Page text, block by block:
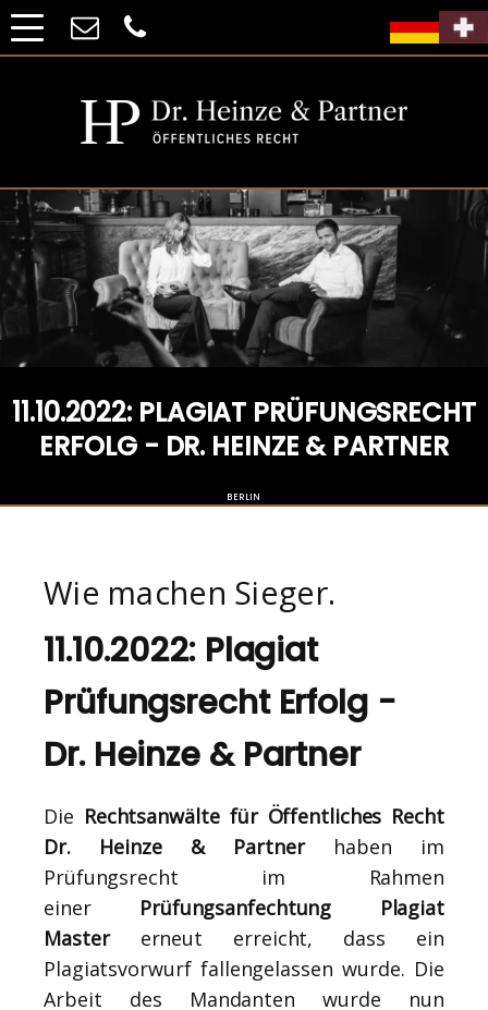
11.10.2022: PLAGIAT PRÜFUNGSRECHT
ERFOLG - DR. HEINZE & PARTNER
BERLIN
Wie machen Sieger.
11.10.2022: Plagiat
Prüfungsrecht Erfolg -
Dr. Heinze & Partner
Die Rechtsanwälte für Öffentliches Recht
Dr. Heinze & Partnerhaben im
Prüfungsrecht im Rahmen
einer Prüfungsanfechtung Plagiat
Mastererneut erreicht, dass ein
Plagiatsvorwurf fallengelassen wurde. Die
Arbeit des Mandanten wurde nun